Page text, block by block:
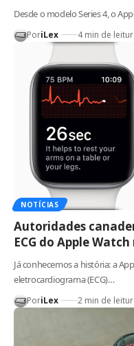
Desde o modelo Series 4, o
PoriLex 4 min de
NOTÍCIAS
Autoridades
ECG do Apple
Já conhecemos a história: a
eletrocardiograma (ECG)…
PoriLex 2 min de